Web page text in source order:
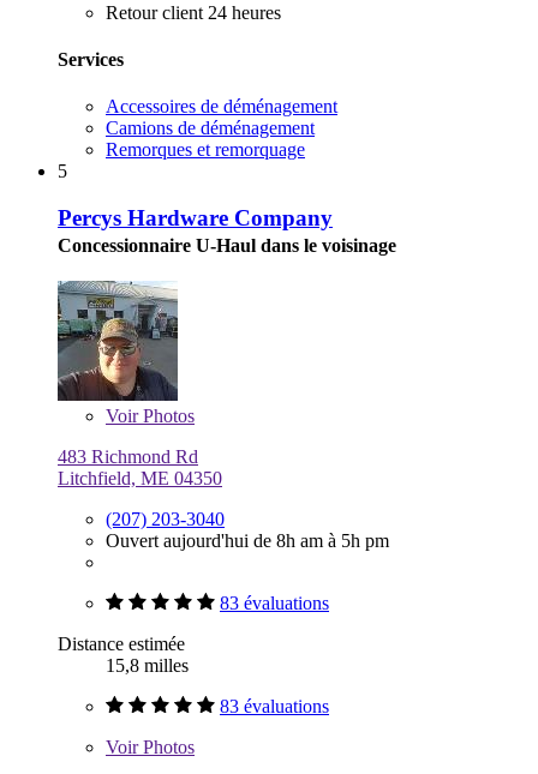
Retour client 24 heures
Services
Accessoires de déménagement
Camions de déménagement
Remorques et remorquage
5
Percys Hardware Company
Concessionnaire U-Haul dans le voisinage
VoirPhotos
483 Richmond Rd
Litchfield, ME 04350
(207) 203-3040
Ouvert aujourd'hui de 8h am à 5h pm
83 évaluations
Distance estimée
15,8 milles
83 évaluations
VoirPhotos